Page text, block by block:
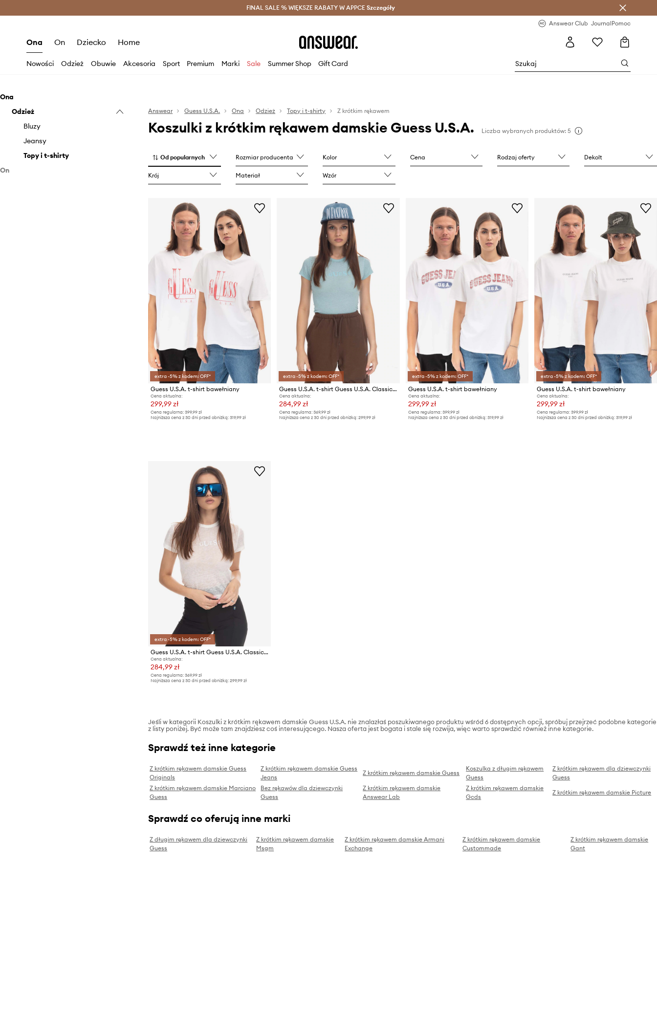
Oszczędzaj z Answear Club > Dostawa nawet w 24h >
FINAL SALE % WIĘKSZE RABATY W APPCE Szczegóły
Answear Club JournalPomoc
Ona On Dziecko Home
Nowości Odzież Obuwie Akcesoria Sport Premium Marki Sale Summer Shop Gift Card
Ona
Odzież
Bluzy
Jeansy
Topy i t-shirty
On
Answear Guess U.S.A. Ona Odzież Topy i t-shirty Z krótkim rękawem
Koszulki z krótkim rękawem damskie Guess U.S.A. Liczba wybranych produktów: 5
Od popularnych Rozmiar producenta Kolor Cena Rodzaj oferty Dekolt
Krój Materiał Wzór
extra -5% z kodem: OFF*
Guess U.S.A. t-shirt bawełniany
Cena aktualna:
299,99 zł
Cena regularna: 399,99 zł
Najniższa cena z 30 dni przed obniżką: 319,99 zł
extra -5% z kodem: OFF*
Guess U.S.A. t-shirt Guess U.S.A. Classic Logo Baby Tee W2BP00KBAX0
Cena aktualna:
284,99 zł
Cena regularna: 369,99 zł
Najniższa cena z 30 dni przed obniżką: 299,99 zł
extra -5% z kodem: OFF*
Guess U.S.A. t-shirt bawełniany
Cena aktualna:
299,99 zł
Cena regularna: 399,99 zł
Najniższa cena z 30 dni przed obniżką: 319,99 zł
extra -5% z kodem: OFF*
Guess U.S.A. t-shirt bawełniany
Cena aktualna:
299,99 zł
Cena regularna: 399,99 zł
Najniższa cena z 30 dni przed obniżką: 319,99 zł
extra -5% z kodem: OFF*
Guess U.S.A. t-shirt Guess U.S.A. Classic Logo Baby Tee W2BP00KBAX0
Cena aktualna:
284,99 zł
Cena regularna: 369,99 zł
Najniższa cena z 30 dni przed obniżką: 299,99 zł
Jeśli w kategorii Koszulki z krótkim rękawem damskie Guess U.S.A. nie znalazłaś poszukiwanego produktu wśród 6 dostępnych opcji, spróbuj przejrzeć podobne kategorie
z listy poniżej. Być może tam znajdziesz coś interesującego. Nasza oferta jest bogata i stale się rozwija, więc warto sprawdzić również inne kategorie.
Sprawdź też inne kategorie
Z krótkim rękawem damskie Guess
Originals
Z krótkim rękawem damskie Guess
Jeans
Z krótkim rękawem damskie Guess
Koszulka z długim rękawem
Guess
Z krótkim rękawem dla dziewczynki
Guess
Z krótkim rękawem damskie Marciano
Guess
Bez rękawów dla dziewczynki
Guess
Z krótkim rękawem damskie
Answear Lab
Z krótkim rękawem damskie
Gcds
Z krótkim rękawem damskie Picture
Sprawdź co oferują inne marki
Z długim rękawem dla dziewczynki
Guess
Z krótkim rękawem damskie
Msgm
Z krótkim rękawem damskie Armani
Exchange
Z krótkim rękawem damskie
Custommade
Z krótkim rękawem damskie
Gant